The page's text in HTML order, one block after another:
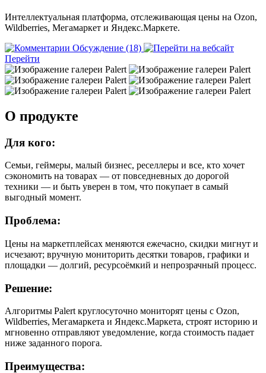
Интеллектуальная платформа, отслеживающая цены на Ozon,
Wildberries, Мегамаркет и Яндекс.Маркете.
Обсуждение (18)
Перейти
О продукте
Для кого:
Семьи, геймеры, малый бизнес, реселлеры и все, кто хочет
сэкономить на товарах — от повседневных до дорогой
техники — и быть уверен в том, что покупает в самый
выгодный момент.
Проблема:
Цены на маркетплейсах меняются ежечасно, скидки мигнут и
исчезают; вручную мониторить десятки товаров, графики и
площадки — долгий, ресурсоёмкий и непрозрачный процесс.
Решение:
Алгоритмы Palert круглосуточно мониторят цены с Ozon,
Wildberries, Мегамаркета и Яндекс.Маркета, строят историю и
мгновенно отправляют уведомление, когда стоимость падает
ниже заданного порога.
Преимущества: